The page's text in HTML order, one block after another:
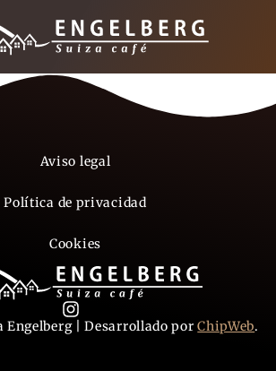
Engelberg | Desarrollado porChipWeb.
Aviso legal
Política de privacidad
Cookies